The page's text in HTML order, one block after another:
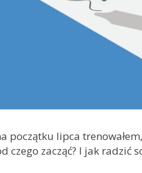
początku lipca
czego zacząć? I jak radzić